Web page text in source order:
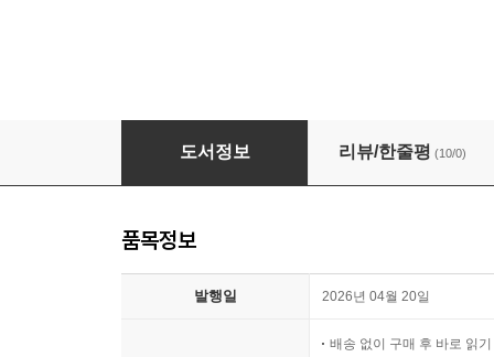
문과생들도 알아야 할 최소한의 물리 공부
도서정보 리뷰/한줄평 (10/0)
품목정보
발행일 2026년 04월 20일
배송 없이 구매 후 바로 읽기